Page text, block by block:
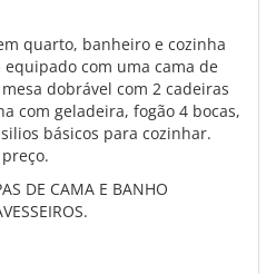
quarto, banheiro e cozinha
com uma cama de
dobrável com 2 cadeiras
com geladeira, fogão 4 bocas,
básicos para cozinhar.
DE CAMA E BANHO